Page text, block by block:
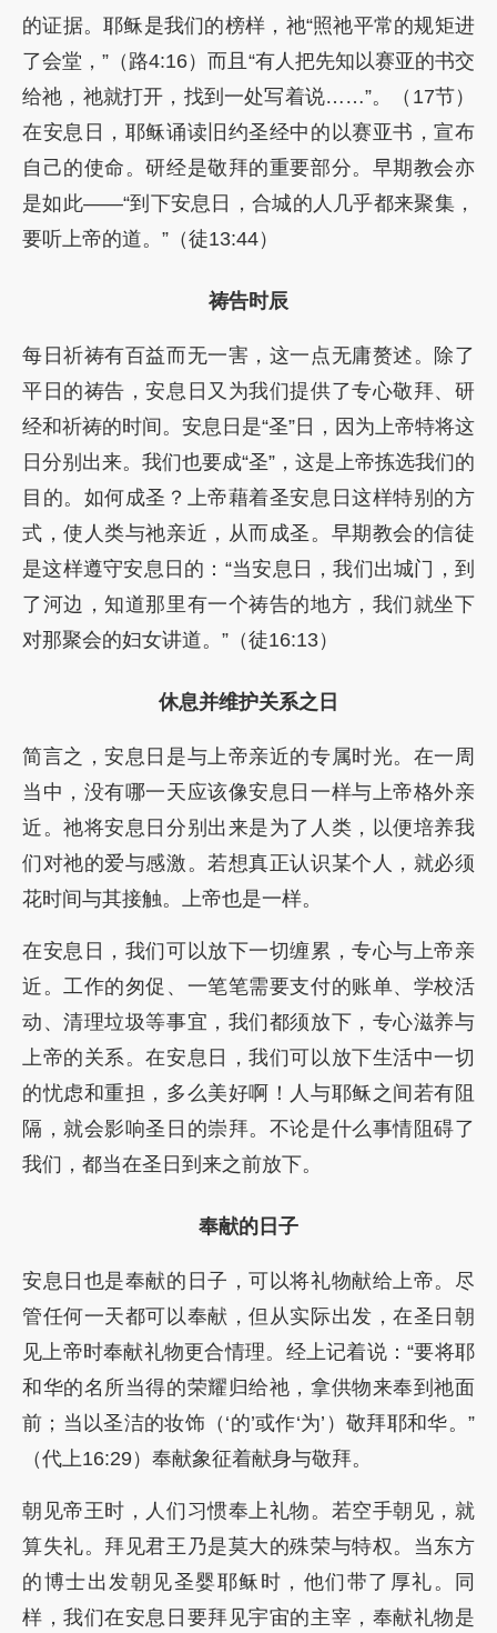
的证据。耶稣是我们的榜样，祂“照祂平常的规矩进
了会堂，”（路4:16）而且“有人把先知以赛亚的书交
给祂，祂就打开，找到一处写着说……”。（17节）
在安息日，耶稣诵读旧约圣经中的以赛亚书，宣布
自己的使命。研经是敬拜的重要部分。早期教会亦
是如此——“到下安息日，合城的人几乎都来聚集，
要听上帝的道。”（徒13:44）
祷告时辰
每日祈祷有百益而无一害，这一点无庸赘述。除了
平日的祷告，安息日又为我们提供了专心敬拜、研
经和祈祷的时间。安息日是“圣”日，因为上帝特将这
日分别出来。我们也要成“圣”，这是上帝拣选我们的
目的。如何成圣？上帝藉着圣安息日这样特别的方
式，使人类与祂亲近，从而成圣。早期教会的信徒
是这样遵守安息日的：“当安息日，我们出城门，到
了河边，知道那里有一个祷告的地方，我们就坐下
对那聚会的妇女讲道。”（徒16:13）
休息并维护关系之日
简言之，安息日是与上帝亲近的专属时光。在一周
当中，没有哪一天应该像安息日一样与上帝格外亲
近。祂将安息日分别出来是为了人类，以便培养我
们对祂的爱与感激。若想真正认识某个人，就必须
花时间与其接触。上帝也是一样。
在安息日，我们可以放下一切缠累，专心与上帝亲
近。工作的匆促、一笔笔需要支付的账单、学校活
动、清理垃圾等事宜，我们都须放下，专心滋养与
上帝的关系。在安息日，我们可以放下生活中一切
的忧虑和重担，多么美好啊！人与耶稣之间若有阻
隔，就会影响圣日的崇拜。不论是什么事情阻碍了
我们，都当在圣日到来之前放下。
奉献的日子
安息日也是奉献的日子，可以将礼物献给上帝。尽
管任何一天都可以奉献，但从实际出发，在圣日朝
见上帝时奉献礼物更合情理。经上记着说：“要将耶
和华的名所当得的荣耀归给祂，拿供物来奉到祂面
前；当以圣洁的妆饰（‘的’或作‘为’）敬拜耶和华。”
（代上16:29）奉献象征着献身与敬拜。
朝见帝王时，人们习惯奉上礼物。若空手朝见，就
算失礼。拜见君王乃是莫大的殊荣与特权。当东方
的博士出发朝见圣婴耶稣时，他们带了厚礼。同
样，我们在安息日要拜见宇宙的主宰，奉献礼物是